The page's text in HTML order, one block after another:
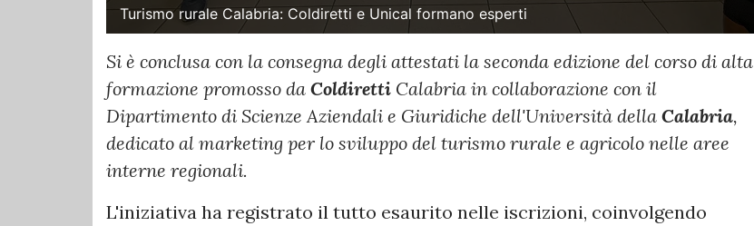
Turismo rurale Calabria: Coldiretti e Unical formano esperti
Si è conclusa con la consegna degli attestati la seconda edizione del corso di alta
formazione promosso da Coldiretti Calabria in collaborazione con il
Dipartimento di Scienze Aziendali e Giuridiche dell'Università della Calabria,
dedicato al marketing per lo sviluppo del turismo rurale e agricolo nelle aree
interne regionali.
L'iniziativa ha registrato il tutto esaurito nelle iscrizioni, coinvolgendo